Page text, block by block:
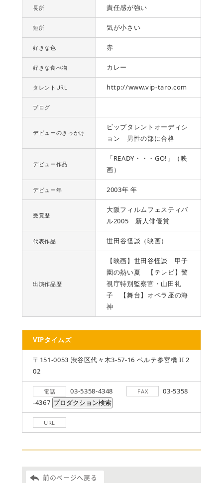
長所 責任感が強い
短所 気が小さい
好きな色 赤
好きな食べ物 カレー
タレントURL http://www.vip-taro.com
ブログ
デビューのきっかけ
ビップタレントオーディシ
ョン 男性の部に合格
デビュー作品
「READY・・・GO!」（映
画）
デビュー年 2003年 年
受賞歴
大阪フィルムフェスティバ
ル2005 新人俳優賞
代表作品 世田谷怪談（映画）
出演作品歴
【映画】世田谷怪談 甲子
園の熱い夏 【テレビ】警
視庁特別監察官・山田礼
子 【舞台】オペラ座の海
神
VIPタイムズ
〒151-0053 渋谷区代々木3-57-16 ベルテ参宮橋 II 2
02
電話 03-5358-4348 FAX
03-5358
-4367
URL
前のページへ戻る